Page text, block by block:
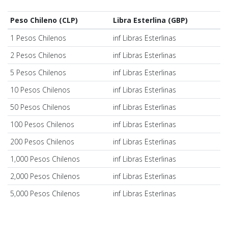
Peso Chileno (CLP)
Libra Esterlina (GBP)
1 Pesos Chilenos
inf Libras Esterlinas
2 Pesos Chilenos
inf Libras Esterlinas
5 Pesos Chilenos
inf Libras Esterlinas
10 Pesos Chilenos
inf Libras Esterlinas
50 Pesos Chilenos
inf Libras Esterlinas
100 Pesos Chilenos
inf Libras Esterlinas
200 Pesos Chilenos
inf Libras Esterlinas
1,000 Pesos Chilenos
inf Libras Esterlinas
2,000 Pesos Chilenos
inf Libras Esterlinas
5,000 Pesos Chilenos
inf Libras Esterlinas